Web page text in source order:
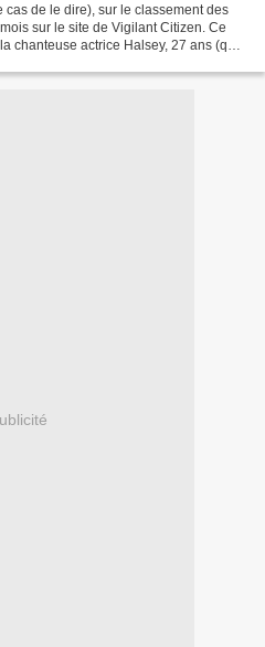
de le dire), sur le classement des
sur le site de Vigilant Citizen. Ce
chanteuse actrice Halsey, 27 ans (qui